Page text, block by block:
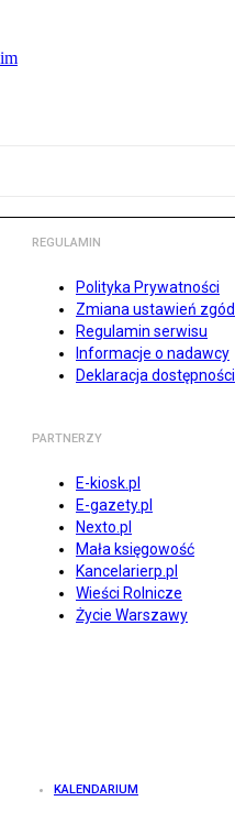
REGULAMIN
Polityka Prywatności
Zmiana ustawień zgód
Regulamin serwisu
Informacje o nadawcy
Deklaracja dostępności
PARTNERZY
E-kiosk.pl
E-gazety.pl
Nexto.pl
Mała księgowość
Kancelarierp.pl
Wieści Rolnicze
Życie Warszawy
KALENDARIUM